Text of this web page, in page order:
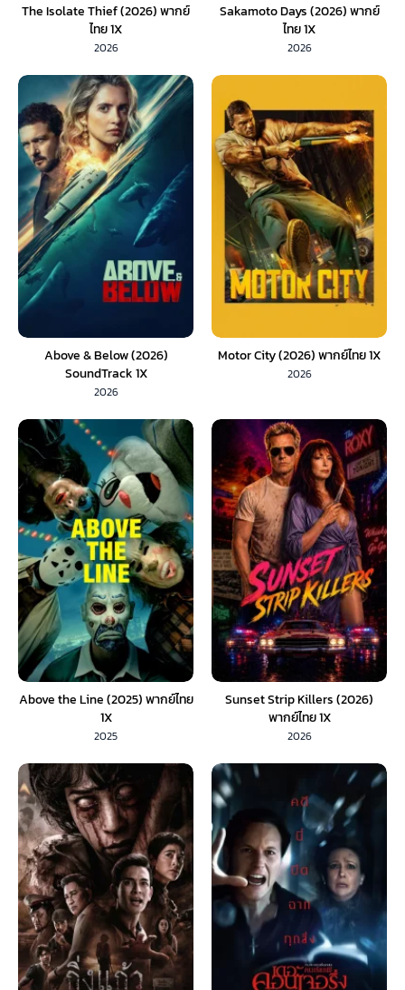
The Isolate Thief (2026) พากย์
ไทย 1X
2026
Sakamoto Days (2026) พากย์
ไทย 1X
2026
Above & Below (2026)
SoundTrack 1X
2026
Motor City (2026) พากย์ไทย 1X
2026
Above the Line (2025) พากย์ไทย
1X
2025
Sunset Strip Killers (2026)
พากย์ไทย 1X
2026